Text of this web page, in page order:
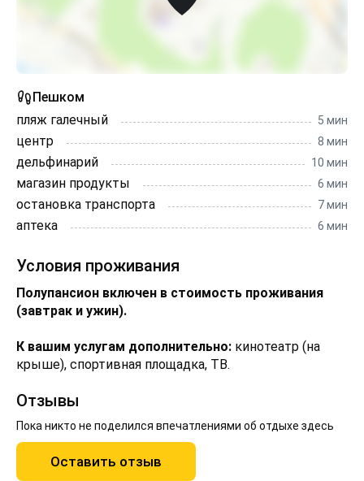
Пешком
пляж галечный
5 мин
центр 8 мин
дельфинарий 10 мин
магазин продукты 6 мин
остановка транспорта 7 мин
аптека 6 мин
Условия проживания
Полупансион включен в стоимость проживания
(завтрак и ужин).
К вашим услугам дополнительно: кинотеатр (на
крыше), спортивная площадка, ТВ.
Отзывы
Пока никто не поделился впечатлениями об отдыхе здесь
Оставить отзыв